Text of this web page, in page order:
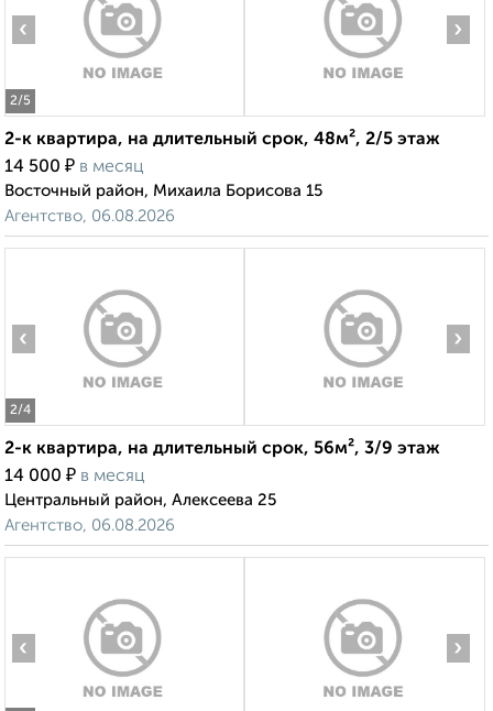
2/5
‹ ›
2-к квартира, на длительный срок, 48м², 2/5 этаж
14 500 ₽ в месяц
Восточный район, Михаила Борисова 15
Агентство, 06.08.2026
2/4
‹ ›
2-к квартира, на длительный срок, 56м², 3/9 этаж
14 000 ₽ в месяц
Центральный район, Алексеева 25
Агентство, 06.08.2026
‹ ›